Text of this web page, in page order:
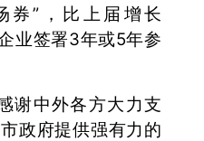
券”，比上届增长
业签署3年或5年参
谢中外各方大力支
政府提供强有力的